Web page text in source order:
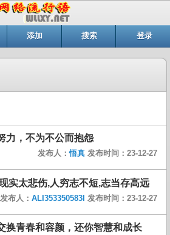
添加 搜索 登录
力，不为不公而抱怨
发布人：悟真 发布时间：23-12-27
实太悲伤,人穷志不短,志当存高远
发布人： ALI353350583I 发布时间：23-12-27
换青春和容颜，还你智慧和成长